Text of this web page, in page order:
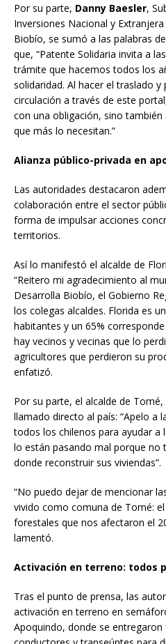
Por su parte, Danny Baesler,
Inversiones Nacional y
Biobío, se sumó a las palabras
que, “Patente Solidaria invita a
trámite que hacemos todos los
solidaridad. Al hacer el traslado
circulación a través de este
con una obligación, sino
que más lo necesitan.”
Alianza público-privada en
Las autoridades destacaron
colaboración entre el sector
forma de impulsar acciones
territorios.
Así lo manifestó el alcalde de
“Reitero mi agradecimiento al
Desarrolla Biobío, el Gobierno
los colegas alcaldes. Florida es
habitantes y un 65%
hay vecinos y vecinas que lo
agricultores que perdieron su
enfatizó.
Por su parte, el alcalde de Tomé,
llamado directo al país: “Apelo a
todos los chilenos para ayudar a
lo están pasando mal porque no
donde reconstruir sus viviendas”.
“No puedo dejar de mencionar
vivido como comuna de Tomé:
forestales que nos afectaron el
lamentó.
Activación en terreno: todos
Tras el punto de prensa, las
activación en terreno en
Apoquindo, donde se